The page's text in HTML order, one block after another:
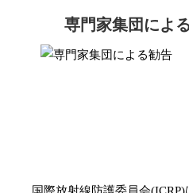
専門家集団によ